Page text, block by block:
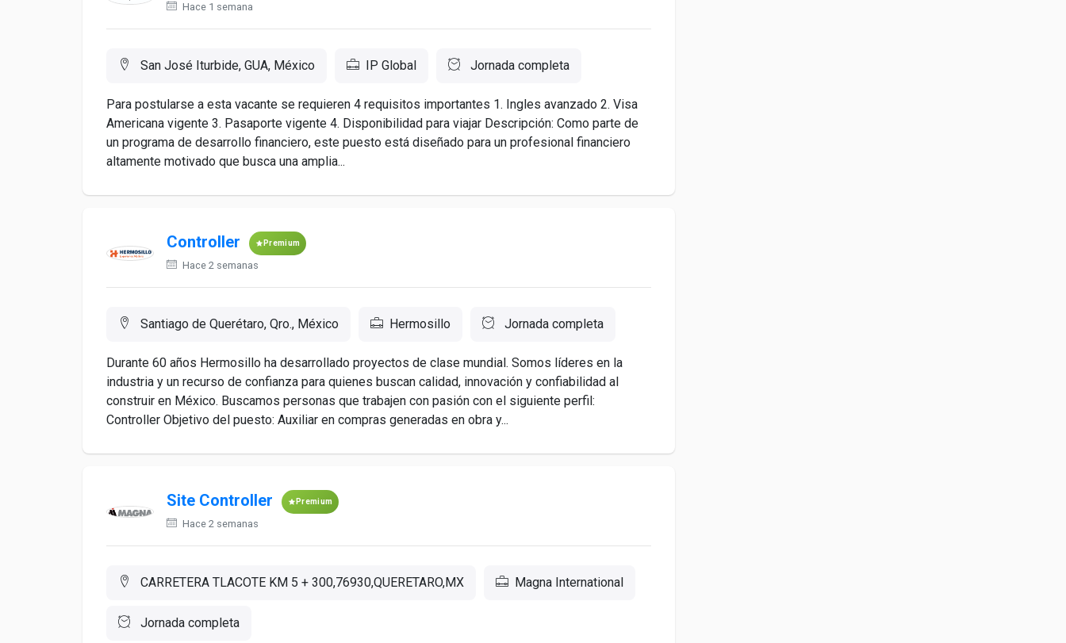
Hace 1 semana
San José Iturbide, GUA, México IP Global Jornada completa
Para postularse a esta vacante se requieren 4 requisitos importantes 1. Ingles avanzado 2. Visa
Americana vigente 3. Pasaporte vigente 4. Disponibilidad para viajar Descripción: Como parte de
un programa de desarrollo financiero, este puesto está diseñado para un profesional financiero
altamente motivado que busca una amplia...
Controller Premium
Hace 2 semanas
Santiago de Querétaro, Qro., México Hermosillo Jornada completa
Durante 60 años Hermosillo ha desarrollado proyectos de clase mundial. Somos líderes en la
industria y un recurso de confianza para quienes buscan calidad, innovación y confiabilidad al
construir en México. Buscamos personas que trabajen con pasión con el siguiente perfil:
Controller Objetivo del puesto: Auxiliar en compras generadas en obra y...
Site Controller Premium
Hace 2 semanas
CARRETERA TLACOTE KM 5 + 300,76930,QUERETARO,MX Magna International
Jornada completa